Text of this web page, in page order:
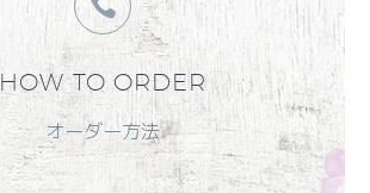
HOW TO ORDER
オーダー方法